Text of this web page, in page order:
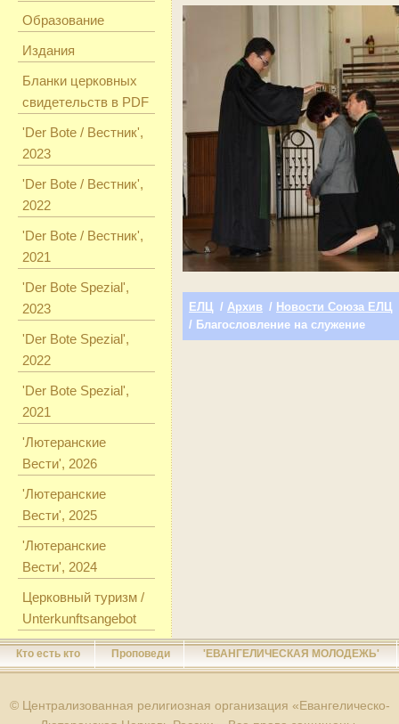
Образование
Издания
Бланки церковных
свидетельств в PDF
'Der Bote / Вестник',
2023
'Der Bote / Вестник',
2022
'Der Bote / Вестник',
2021
'Der Bote Spezial',
2023
'Der Bote Spezial',
2022
'Der Bote Spezial',
2021
'Лютеранские
Вести', 2026
'Лютеранские
Вести', 2025
'Лютеранские
Вести', 2024
Церковный туризм /
Unterkunftsangebot
ЕЛЦ / Архив / Новости Союза ЕЛЦ
/ Благословление на служение
Кто есть кто Проповеди 'ЕВАНГЕЛИЧЕСКАЯ МОЛОДЕЖЬ'
© Централизованная религиозная организация «Евангелическо-